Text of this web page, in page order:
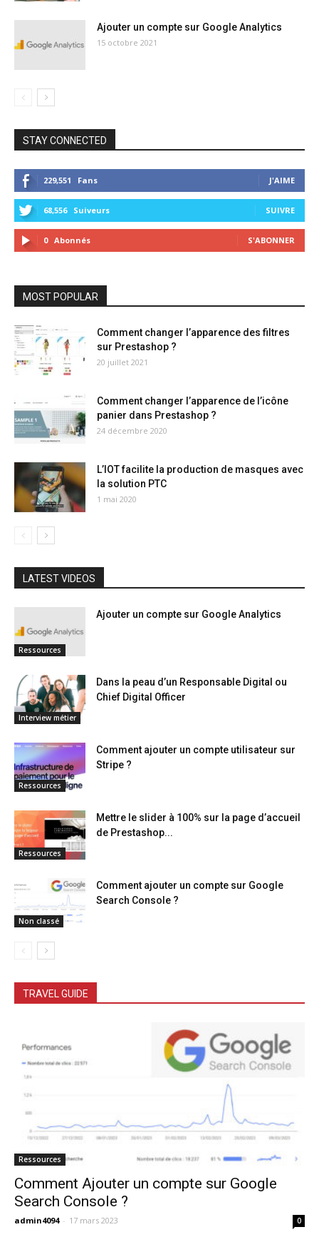
Ajouter un compte sur Google Analytics
15 octobre 2021
STAY CONNECTED
229,551 Fans J'AIME
68,556 Suiveurs SUIVRE
0 Abonnés S'ABONNER
MOST POPULAR
Comment changer l’apparence des filtres
sur Prestashop ?
20 juillet 2021
Comment changer l’apparence de l’icône
panier dans Prestashop ?
24 décembre 2020
L’IOT facilite la production de masques avec
la solution PTC
1 mai 2020
LATEST VIDEOS
Ressources
Ajouter un compte sur Google Analytics
Interview métier
Dans la peau d’un Responsable Digital ou
Chief Digital Officer
Ressources
Comment ajouter un compte utilisateur sur
Stripe ?
Ressources
Mettre le slider à 100% sur la page d’accueil
de Prestashop...
Non classé
Comment ajouter un compte sur Google
Search Console ?
TRAVEL GUIDE
Ressources
Comment Ajouter un compte sur Google
Search Console ?
admin4094 - 17 mars 2023 0